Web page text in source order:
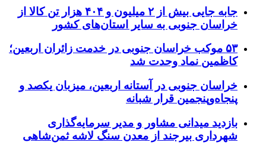
جابه جایی بیش از ۲ میلیون و ۴۰۴ هزار تن کالا از
خراسان جنوبی به سایر استان‌های کشور
۵۳ موکب خراسان جنوبی در خدمت زائران اربعین؛
کاظمین نماد وحدت شد
خراسان جنوبی در آستانه اربعین، میزبان یکصد و
پنجاه‌وپنجمین قرار شبانه
بازدید میدانی مشاور و مدیر سرمایه‌گذاری
شهرداری بیرجند از معدن سنگ لاشه ثمن‌شاهی